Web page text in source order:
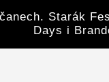
Starák
Days i